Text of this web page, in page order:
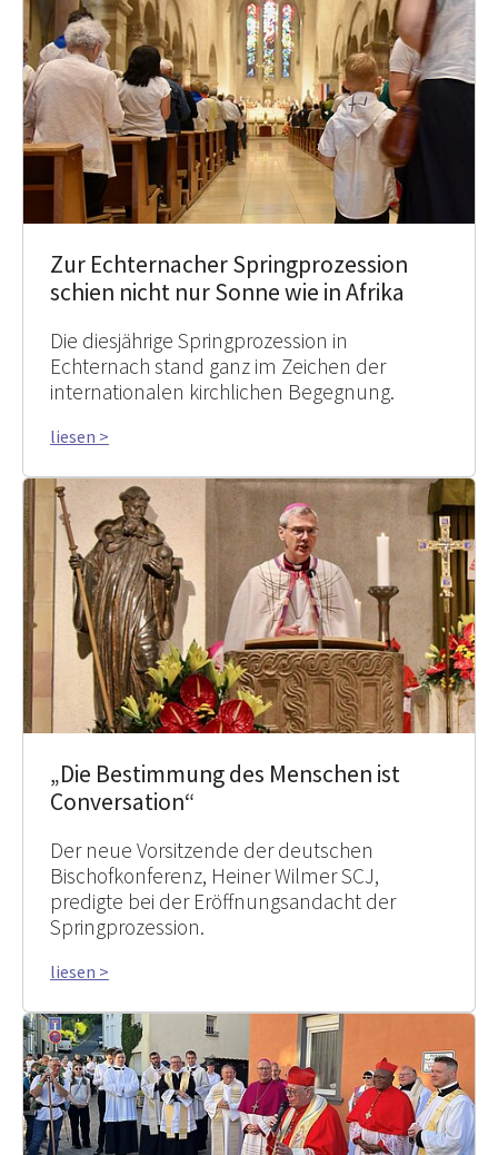
Zur Echternacher Springprozession
schien nicht nur Sonne wie in Afrika
Die diesjährige Springprozession in
Echternach stand ganz im Zeichen der
internationalen kirchlichen Begegnung.
liesen >
„Die Bestimmung des Menschen ist
Conversation“
Der neue Vorsitzende der deutschen
Bischofkonferenz, Heiner Wilmer SCJ,
predigte bei der Eröffnungsandacht der
Springprozession.
liesen >